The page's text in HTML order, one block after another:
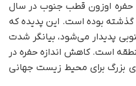
حفره اوزون قطب جنوب در سال
گذشته بوده است. این پدیده که
پدیدار می‌شود، بیانگر شدت
است. کاهش اندازه حفره در
بزرگ برای محیط زیست جهانی